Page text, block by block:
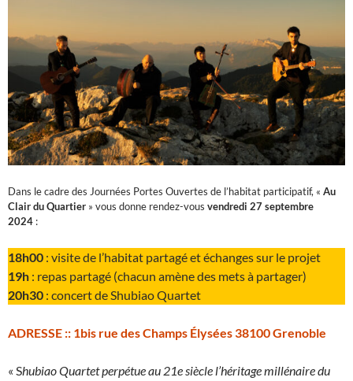
Dans le cadre des Journées Portes Ouvertes de l’habitat participatif, « Au
Clair du Quartier » vous donne rendez-vous vendredi 27 septembre
2024 :
18h00 : visite de l’habitat partagé et échanges sur le projet
19h : repas partagé (chacun amène des mets à partager)
20h30 : concert de Shubiao Quartet
ADRESSE :: 1bis rue des Champs Élysées 38100 Grenoble
« Shubiao Quartet perpétue au 21e siècle l’héritage millénaire du